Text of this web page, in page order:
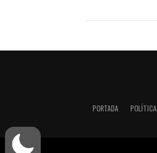
PORTADA POLÍTICA